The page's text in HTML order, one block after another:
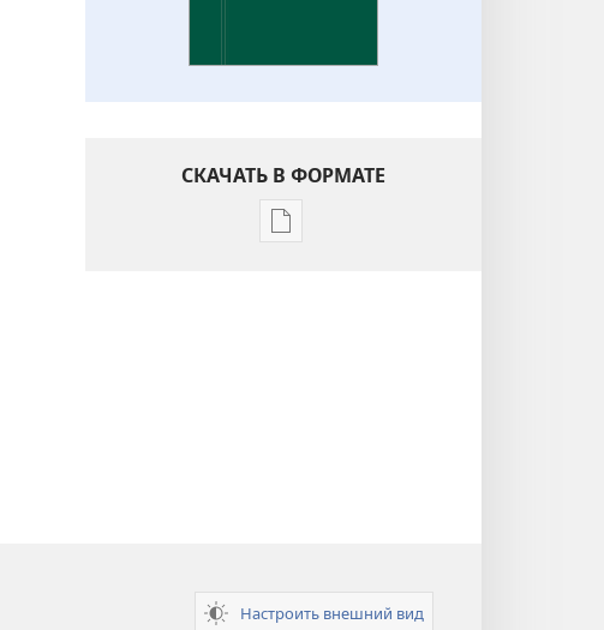
СКАЧАТЬ В ФОРМАТЕ
Варианты
Настроить внешний вид